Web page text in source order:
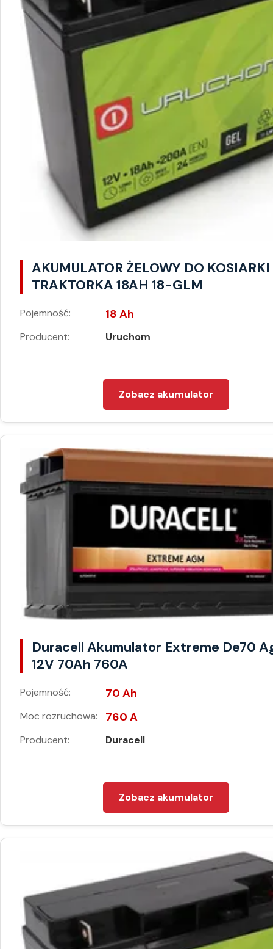
AKUMULATOR ŻELOWY DO KOSIARKI
TRAKTORKA 18AH 18-GLM
Pojemność: 18 Ah
Producent: Uruchom
Zobacz akumulator
Duracell Akumulator Extreme De70
12V 70Ah 760A
Pojemność: 70 Ah
Moc rozruchowa: 760 A
Producent: Duracell
Zobacz akumulator